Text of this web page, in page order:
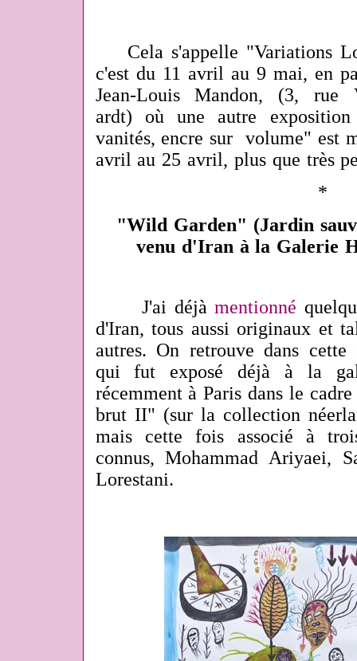
Cela s'appelle "Variations
c'est du 11 avril au 9 mai, en
Jean-Louis Mandon, (3, rue
ardt) où une autre
vanités, encre sur volume" est
avril au 25 avril, plus que très
*
"Wild Garden" (Jardin
venu d'Iran à la Galerie
J'ai déjàmentionné
d'Iran, tous aussi originaux et
autres. On retrouve dans
qui fut exposé déjà à la
récemment à Paris dans le
brut II" (sur la collection
mais cette fois associé à
connus, Mohammad Ariyaei,
Lorestani.